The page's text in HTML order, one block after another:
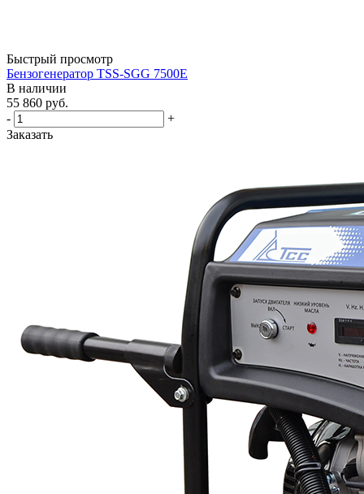
Быстрый просмотр
Бензогенератор TSS-SGG 7500Е
В наличии
55 860 руб.
-
+
Заказать